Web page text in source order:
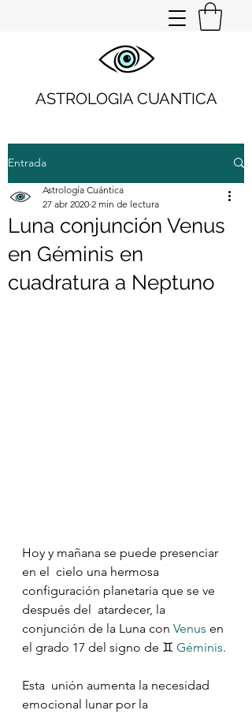
ASTROLOGIA CUANTICA
Entrada
Luna conjunción Venus
en Géminis en
cuadratura a Neptuno
Astrología Cuántica
27 abr 2020 2 min de lectura
Hoy y mañana se puede presenciar
en el  cielo una hermosa
configuración planetaria que se ve
después del  atardecer, la
conjunción de la Luna con Venus en
el grado 17 del signo de ♊️ Géminis.
Esta  unión aumenta la necesidad
emocional lunar por la